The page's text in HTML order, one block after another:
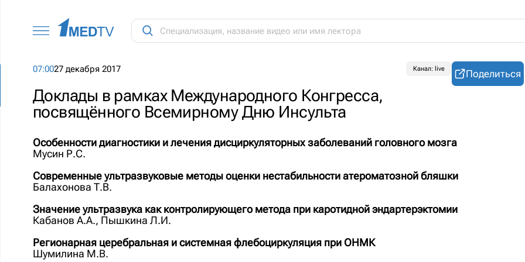
07:0027 декабря 2017 Канал: live
Доклады в рамках Международного Конгресса,
посвящённого Всемирному Дню Инсульта
Поделиться
Особенности диагностики и лечения дисциркуляторных заболеваний головного мозга
Мусин Р.С.
Современные ультразвуковые методы оценки нестабильности атероматозной бляшки
Балахонова Т.В.
Значение ультразвука как контролирующего метода при каротидной эндартерэктомии
Кабанов А.А., Пышкина Л.И.
Регионарная церебральная и системная флебоциркуляция при ОНМК
Шумилина М.В.